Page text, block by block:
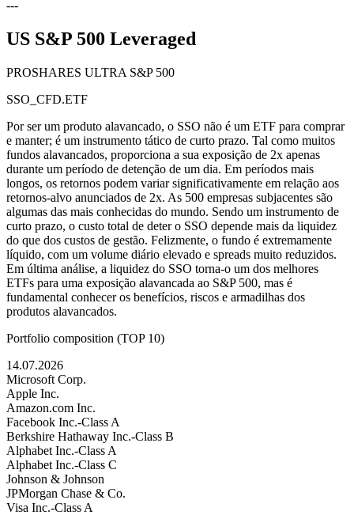
---
US S&P 500 Leveraged
PROSHARES ULTRA S&P 500
SSO_CFD.ETF
Por ser um produto alavancado, o SSO não é um ETF para comprar
e manter; é um instrumento tático de curto prazo. Tal como muitos
fundos alavancados, proporciona a sua exposição de 2x apenas
durante um período de detenção de um dia. Em períodos mais
longos, os retornos podem variar significativamente em relação aos
retornos-alvo anunciados de 2x. As 500 empresas subjacentes são
algumas das mais conhecidas do mundo. Sendo um instrumento de
curto prazo, o custo total de deter o SSO depende mais da liquidez
do que dos custos de gestão. Felizmente, o fundo é extremamente
líquido, com um volume diário elevado e spreads muito reduzidos.
Em última análise, a liquidez do SSO torna-o um dos melhores
ETFs para uma exposição alavancada ao S&P 500, mas é
fundamental conhecer os benefícios, riscos e armadilhas dos
produtos alavancados.
Portfolio composition (TOP 10)
14.07.2026
Microsoft Corp.
Apple Inc.
Amazon.com Inc.
Facebook Inc.-Class A
Berkshire Hathaway Inc.-Class B
Alphabet Inc.-Class A
Alphabet Inc.-Class C
Johnson & Johnson
JPMorgan Chase & Co.
Visa Inc.-Class A